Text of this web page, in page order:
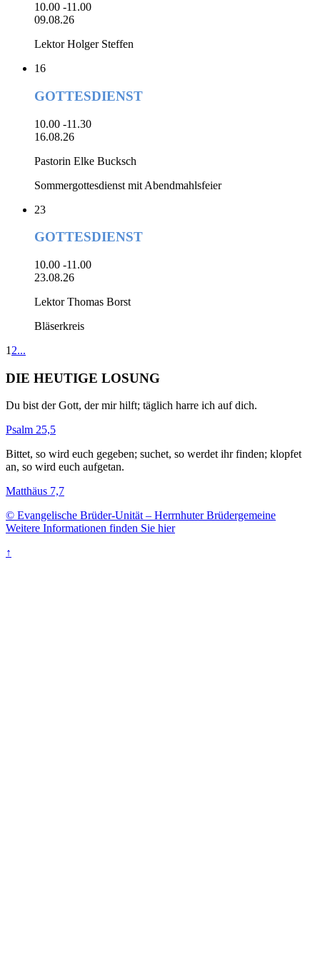
10.00 -11.00
09.08.26
Lektor Holger Steffen
16
GOTTESDIENST
10.00 -11.30
16.08.26
Pastorin Elke Bucksch
Sommergottesdienst mit Abendmahlsfeier
23
GOTTESDIENST
10.00 -11.00
23.08.26
Lektor Thomas Borst
Bläserkreis
1 2...
DIE HEUTIGE LOSUNG
Du bist der Gott, der mir hilft; täglich harre ich auf dich.
Psalm 25,5
Bittet, so wird euch gegeben; suchet, so werdet ihr finden; klopfet
an, so wird euch aufgetan.
Matthäus 7,7
© Evangelische Brüder-Unität – Herrnhuter Brüdergemeine
Weitere Informationen finden Sie hier
↑